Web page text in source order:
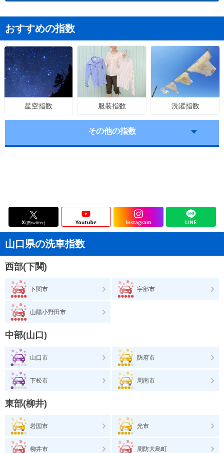
おすすめの指数
星空指数 服装指数 洗濯指数
その他の指数
山口県の洗車指数
西部(下関)
下関市 宇部市
山陽小野田市
中部(山口)
山口市 防府市
下松市 周南市
東部(柳井)
岩国市 光市
柳井市 周防大島町